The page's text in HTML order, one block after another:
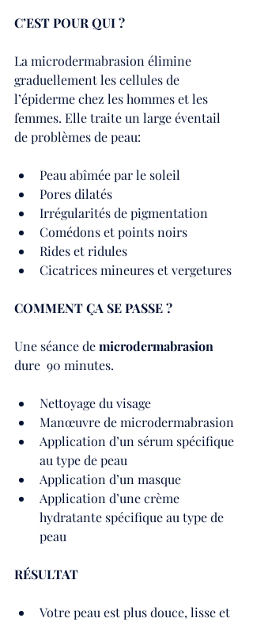
C’EST POUR QUI ?
La microdermabrasion élimine
graduellement les cellules de
l’épiderme chez les hommes et les
femmes. Elle traite un large éventail
de problèmes de peau:
Peau abîmée par le soleil
Pores dilatés
Irrégularités de pigmentation
Comédons et points noirs
Rides et ridules
Cicatrices mineures et vergetures
COMMENT ÇA SE PASSE ?
Une séance de microdermabrasion
dure  90 minutes.
Nettoyage du visage
Manœuvre de microdermabrasion
Application d’un sérum spécifique
au type de peau
Application d’un masque
Application d’une crème
hydratante spécifique au type de
peau
RÉSULTAT
Votre peau est plus douce, lisse et